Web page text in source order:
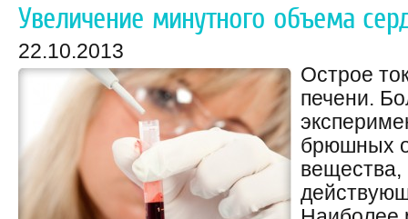
Увеличение минутного объема
22.10.2013
Острое
печени.
брюшных
вещества,